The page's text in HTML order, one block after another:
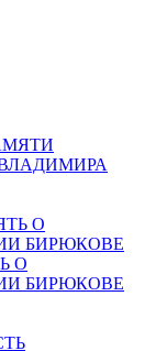
О
БИРЮКОВЕ